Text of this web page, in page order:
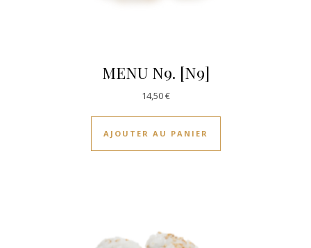
MENU N9. [N9]
14,50€
AJOUTER AU PANIER